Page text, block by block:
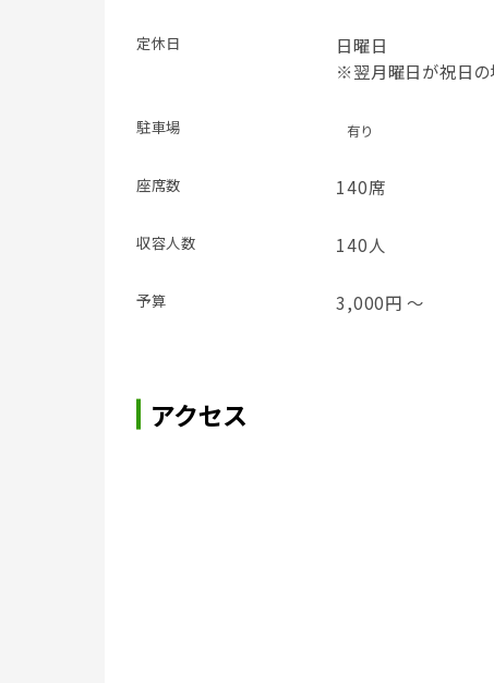
定休日
日曜日
※翌月曜日が祝日
駐車場 有り
座席数 140席
収容人数 140人
予算 3,000円 ～
アクセス